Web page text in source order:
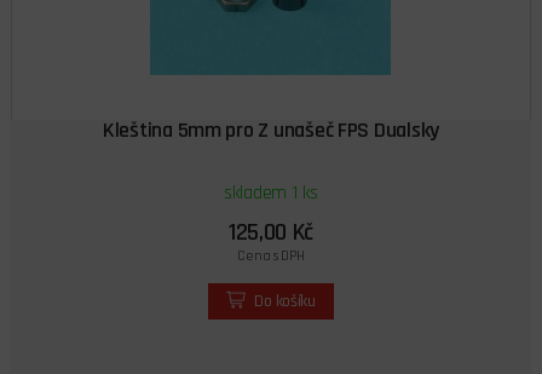
Kleština 5mm pro Z unašeč FPS Dualsky
skladem 1 ks
125,00 Kč
Cena s DPH
Do košíku